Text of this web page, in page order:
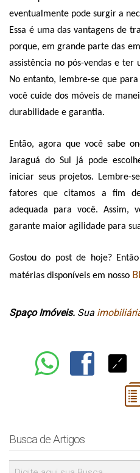
eventualmente pode surgir a
Essa é uma das vantagens de
porque, em grande parte das
assistência no pós-vendas e ter
No entanto, lembre-se que
você cuide dos móveis de
durabilidade e garantia.
Então, agora que você sabe
Jaraguá do Sul já pode
iniciar seus projetos. Lembre-
fatores que citamos a fim
adequada para você. Assim,
garante maior agilidade para
Gostou do post de hoje?
matérias disponíveis em nosso
Spaço Imóveis. Sua
Busca de Artigos